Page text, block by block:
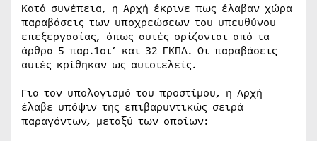
Κατά συνέπεια, η Αρχή έκρινε πως έλαβαν χώρα
παραβάσεις των υποχρεώσεων του υπευθύνου
επεξεργασίας, όπως αυτές ορίζονται από τα
άρθρα 5 παρ.1στ’ και 32 ΓΚΠΔ. Οι παραβάσεις
αυτές κρίθηκαν ως αυτοτελείς.
Για τον υπολογισμό του προστίμου, η Αρχή
έλαβε υπόψιν της επιβαρυντικώς σειρά
παραγόντων, μεταξύ των οποίων: